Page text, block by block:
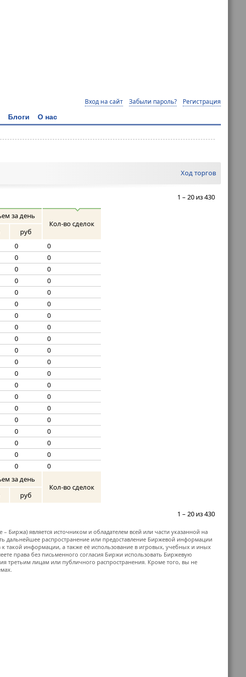
Вход на сайт Забыли пароль? Регистрация
Блоги О нас
Ход торгов
1 – 20 из 430
за день
Кол-во сделок
руб
0
0
0
0
0
0
0
0
0
0
0
0
0
0
0
0
0
0
0
0
0
0
0
0
0
0
0
0
0
0
0
0
0
0
0
0
0
0
0 0
за день
Кол-во сделок
руб
1 – 20 из 430
– Биржа) является источником и обладателем всей или части указанной на
дальнейшее распространение или предоставление Биржевой информации
такой информации, а также её использование в игровых, учебных и иных
права без письменного согласия Биржи использовать Биржевую
лицам или публичного распространения. Кроме того, вы не